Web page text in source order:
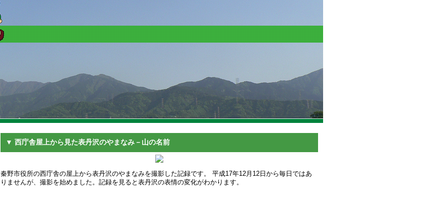
▼ 西庁舎屋上から見た表丹沢のやまなみ－山の名前
秦野市役所の西庁舎の屋上から表丹沢のやまなみを撮影した記録です。 平成17年12月12日から毎日ではあ
りませんが、撮影を始めました。記録を見ると表丹沢の表情の変化がわかります。